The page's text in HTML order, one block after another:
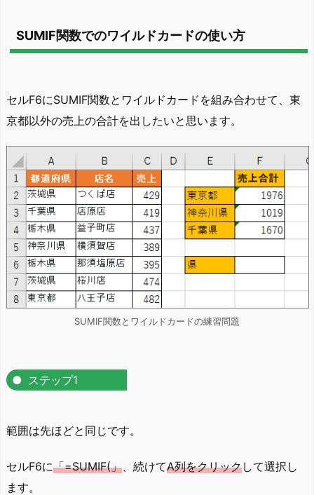
SUMIF関数でのワイルドカードの使い方
セルF6にSUMIF関数とワイルドカードを組み合わせて、東
京都以外の売上の合計を出したいと思います。
SUMIF関数とワイルドカードの練習問題
ステップ1
範囲は先ほどと同じです。
セルF6に「=SUMIF(」 、続けてA列をクリックして選択し
ます。